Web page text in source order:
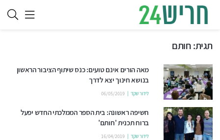
תגית:חותם
מאה הורים אינם טועים: כנס שיתוף הציבור הראשון
בנושא חינוך יצא לדרך
לידור שקד 06/05/2019
חשיפה ראשונה: בית הספר הממלכתי החדש יפעל
ברוח תכנית 'חותם'
לידור שקד 16/04/2019